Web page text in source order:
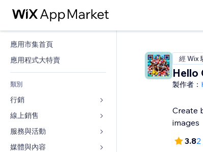
應用市集首頁
應用程式大特賣
類別
行銷
廣告
行動裝置
分析
線上銷售
商店應用程式
出貨與送貨
服務與活動
旅館
媒體與內容
經 Wix
Hello
製作者：
Create
images
3.82